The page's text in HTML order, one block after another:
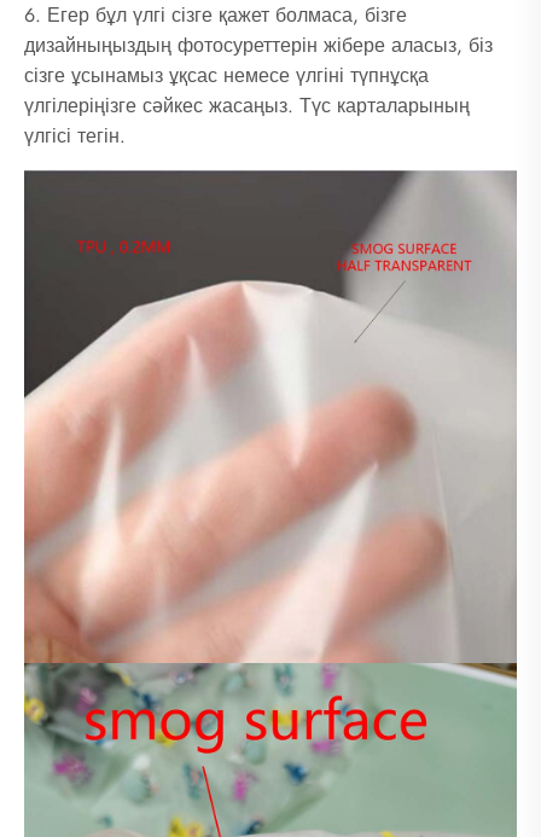
6. Егер бұл үлгі сізге қажет болмаса, бізге
дизайныңыздың фотосуреттерін жібере аласыз, біз
сізге ұсынамыз ұқсас немесе үлгіні түпнұсқа
үлгілеріңізге сәйкес жасаңыз. Түс карталарының
үлгісі тегін.